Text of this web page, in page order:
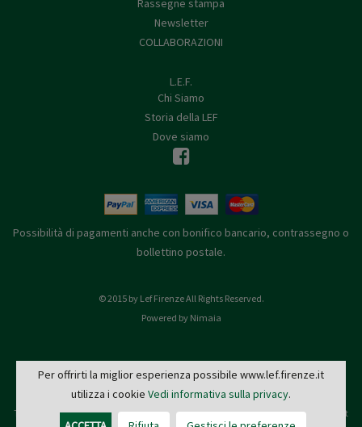
Rassegne stampa
Newsletter
COLLABORAZIONI
L.E.F.
Chi Siamo
Storia della LEF
Dove siamo
Possibilità di pagamenti anche con bonifico bancario, contrassegno o
bollettino postale.
© 2015 by Lef Firenze All Rights Reserved.
Powered by Nimaia
L.E.F. - Via de' Pucci, 4 - 50122 Firenze
Tel: 055 579921 - Fax: 055 2399342 - C.F. e P.IVA 03745190482 -editrice@lef.firenze.it
Per offrirti la miglior esperienza possibile www.lef.firenze.it
utilizza i cookie Vedi informativa sulla privacy.